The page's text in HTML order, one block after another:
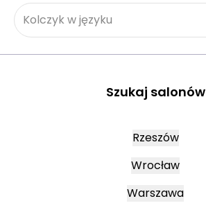
Kolczyk w języku
Szukaj salonów
Rzeszów
Wrocław
Warszawa